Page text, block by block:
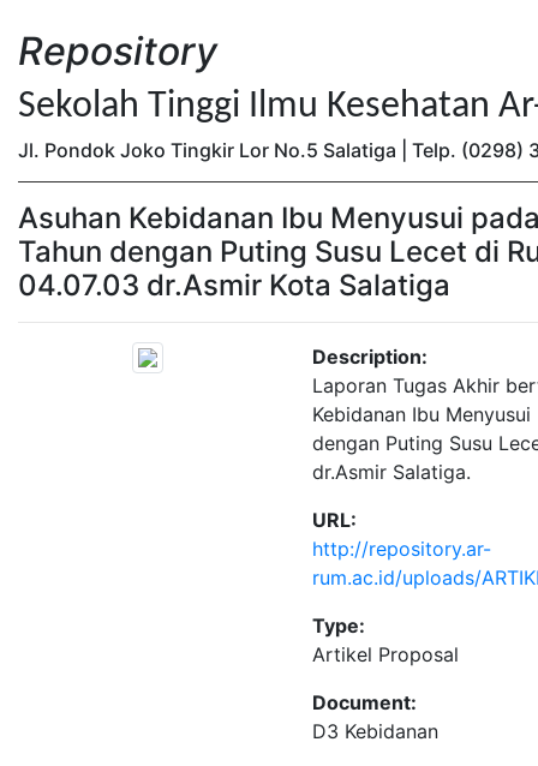
Repository
Sekolah Tinggi Ilmu Kesehatan
Jl. Pondok Joko Tingkir Lor No.5 Salatiga | Telp. (0298)
Asuhan Kebidanan Ibu Menyusui
Tahun dengan Puting Susu Lecet di
04.07.03 dr.Asmir Kota Salatiga
Description:
Laporan Tugas Akhir
Kebidanan Ibu
dengan Puting Susu
dr.Asmir Salatiga.
URL:
http://repository.ar-
rum.ac.id/uploads/
Type:
Artikel Proposal
Document:
D3 Kebidanan